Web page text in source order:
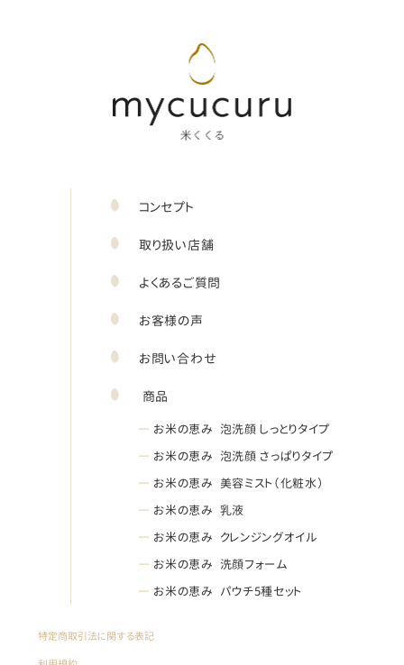
コンセプト
取り扱い店舗
よくあるご質問
お客様の声
お問い合わせ
商品
― お米の恵み 泡洗顔 しっとりタイプ
― お米の恵み 泡洗顔 さっぱりタイプ
― お米の恵み 美容ミスト（化粧水）
― お米の恵み 乳液
― お米の恵み クレンジングオイル
― お米の恵み 洗顔フォーム
― お米の恵み パウチ5種セット
特定商取引法に関する表記